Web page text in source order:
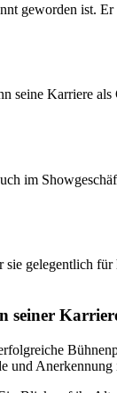
geworden ist.
seine Karriere
im
gelegentlich
seiner
und